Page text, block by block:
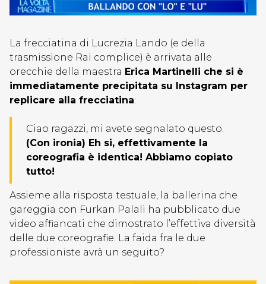
La frecciatina di Lucrezia Lando (e della
trasmissione Rai complice) è arrivata alle
orecchie della maestra Erica Martinelli che si è
immediatamente precipitata su Instagram per
replicare alla frecciatina:
Ciao ragazzi, mi avete segnalato questo.
(Con ironia) Eh si, effettivamente la
coreografia è identica! Abbiamo copiato
tutto!
Assieme alla risposta testuale, la ballerina che
gareggia con Furkan Palali ha pubblicato due
video affiancati che dimostrato l’effettiva diversità
delle due coreografie. La faida fra le due
professioniste avrà un seguito?